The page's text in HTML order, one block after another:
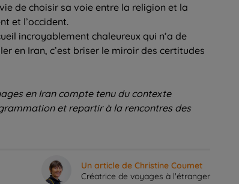
de choisir sa voie entre la religion et la
et l’occident.
incroyablement chaleureux qui n’a de
en Iran, c’est briser le miroir des certitudes
en Iran compte tenu du contexte
et repartir à la rencontres des
Un article de Christine Coumet
Créatrice de voyages à l'étranger